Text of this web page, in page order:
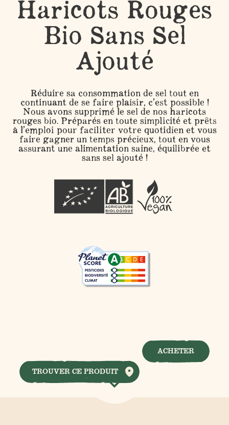
Haricots Rouges
Bio Sans Sel
Ajouté
Réduire sa consommation de sel tout en
continuant de se faire plaisir, c’est possible !
Nous avons supprimé le sel de nos haricots
rouges bio. Préparés en toute simplicité et prêts
à l’emploi pour faciliter votre quotidien et vous
faire gagner un temps précieux, tout en vous
assurant une alimentation saine, équilibrée et
sans sel ajouté !
TROUVER CE PRODUIT
ACHETER